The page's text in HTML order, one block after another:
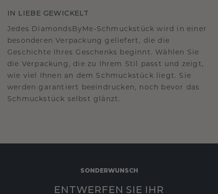
IN LIEBE GEWICKELT
Jedes DiamondsByMe-Schmuckstück wird in einer
besonderen Verpackung geliefert, die die
Geschichte Ihres Geschenks beginnt. Wählen Sie
die Verpackung, die zu Ihrem Stil passt und zeigt,
wie viel Ihnen an dem Schmuckstück liegt. Sie
werden garantiert beeindrucken, noch bevor das
Schmuckstück selbst glänzt.
SONDERWUNSCH
ENTWERFEN SIE IHR